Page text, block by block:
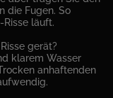
die Fugen. So
läuft.
gerät?
klarem Wasser
anhaftenden